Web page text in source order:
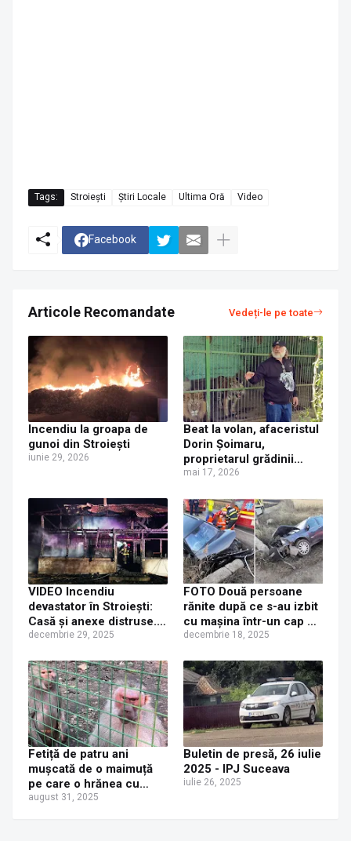
Tags: Stroiești Știri Locale Ultima Oră Video
Facebook
Articole Recomandate Vedeți-le pe toate
Incendiu la groapa de
gunoi din Stroiești
iunie 29, 2026
Beat la volan, afaceristul
Dorin Șoimaru,
proprietarul grădinii
zoologice din Stroiești,
indicator și s-a trântit cu
duba într-un șanț
mai 17, 2026
VIDEO Incendiu
devastator în Stroiești:
Casă și anexe distruse.
Un cal, un porc și multe
decembrie 29, 2025
FOTO Două persoane
rănite după ce s-au izbit
cu mașina într-un cap de
podeț, între Șcheia și
decembrie 18, 2025
Fetiță de patru ani
mușcată de o maimuță
pe care o hrănea cu
legume, la grădina
august 31, 2025
Buletin de presă, 26 iulie
2025 - IPJ Suceava
iulie 26, 2025